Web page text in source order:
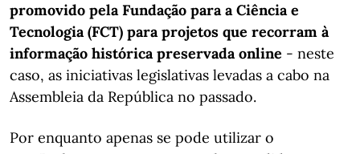
promovido pela Fundação para a Ciência e
Tecnologia (FCT) para projetos que recorram à
informação histórica preservada online - neste
caso, as iniciativas legislativas levadas a cabo na
Assembleia da República no passado.
Por enquanto apenas se pode utilizar o